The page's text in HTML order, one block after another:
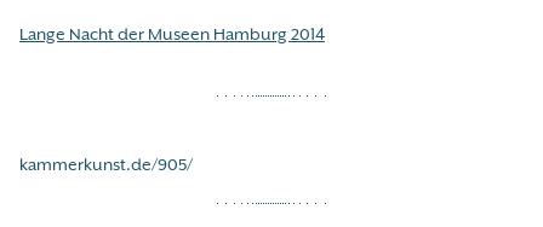
Lange Nacht der Museen Hamburg 2014
kammerkunst.de/905/